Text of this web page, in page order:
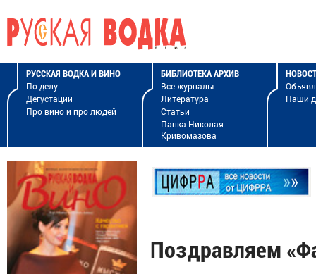
РУССКАЯ ВОДКА И ВИНО
По делу
Дегустации
Про вино и про людей
БИБЛИОТЕКА АРХИВ
Все журналы
Литература
Статьи
Папка Николая
Кривомазова
Наши
Поздравляем